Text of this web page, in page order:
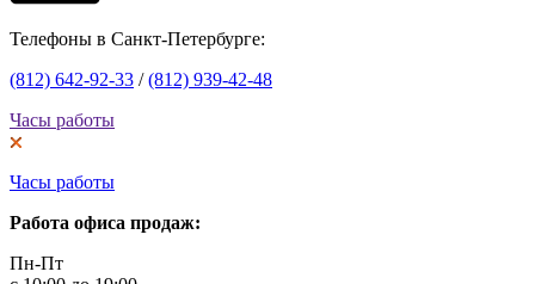
Телефоны в Санкт-Петербурге:
(812) 642-92-33 /(812) 939-42-48
Часы работы
Часы работы
Работа офиса продаж:
Пн-Пт